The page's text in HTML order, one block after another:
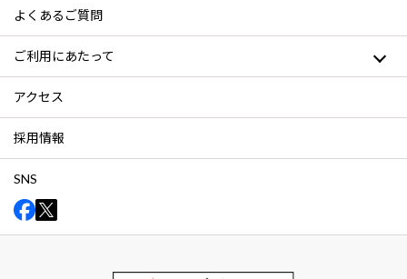
よくあるご質問
ご利用にあたって
アクセス
採用情報
SNS